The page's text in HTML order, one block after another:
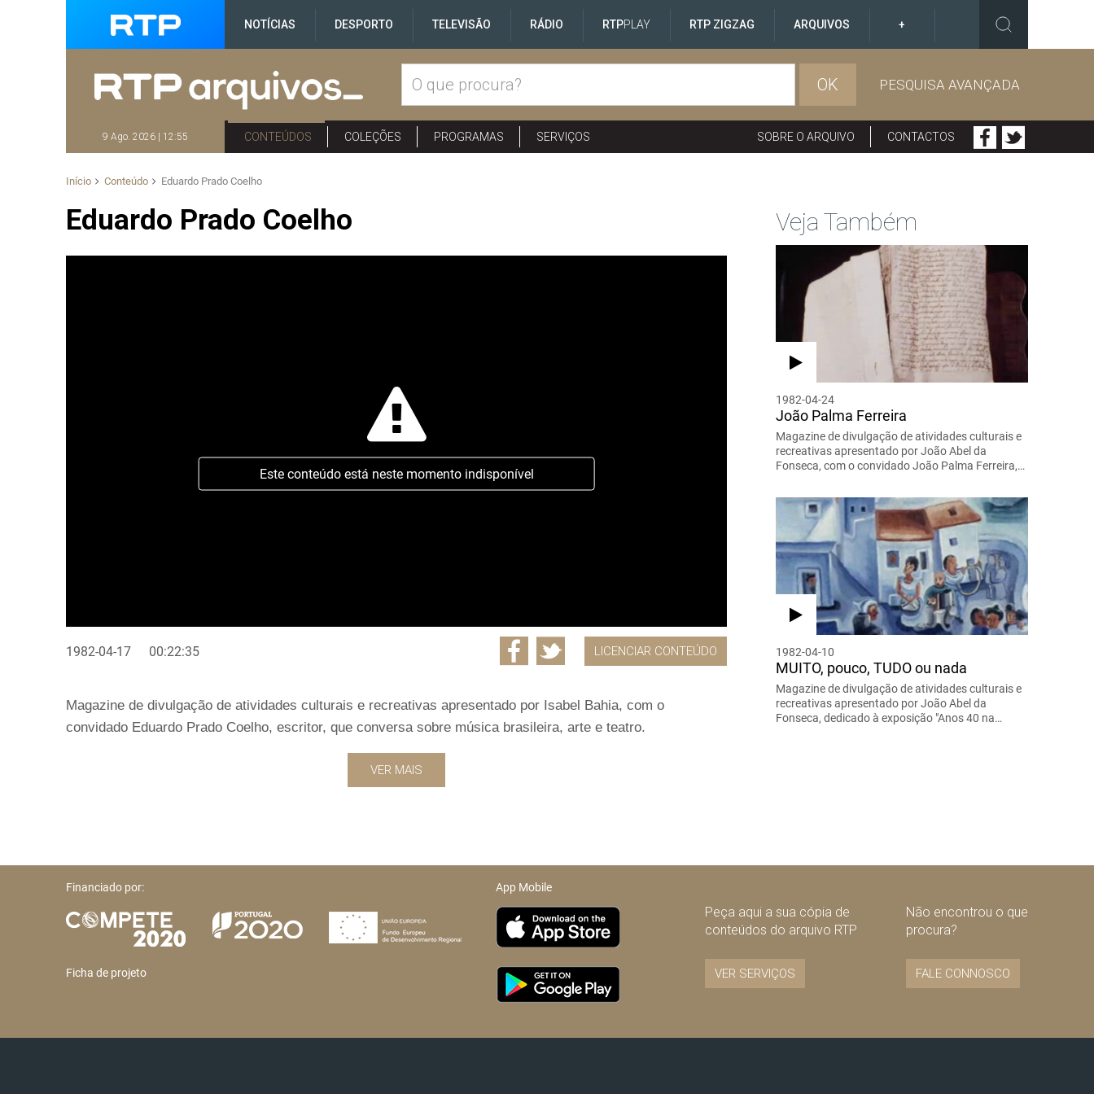
NOTÍCIAS DESPORTO TELEVISÃO RÁDIO RTPPLAY RTP ZIGZAG ARQUIVOS +
OK PESQUISA AVANÇADA
9 Ago. 2026 | 12:55 CONTEÚDOS COLEÇÕES PROGRAMAS SERVIÇOS SOBRE O ARQUIVO CONTACTOS
Início Conteúdo Eduardo Prado Coelho
Eduardo Prado Coelho
Este conteúdo está neste momento indisponível
1982-04-17 00:22:35 LICENCIAR CONTEÚDO
Magazine de divulgação de atividades culturais e recreativas apresentado por Isabel Bahia, com o
convidado Eduardo Prado Coelho, escritor, que conversa sobre música brasileira, arte e teatro.
VER MAIS
Veja Também
1982-04-24
João Palma Ferreira
Magazine de divulgação de atividades culturais e
recreativas apresentado por João Abel da
Fonseca, com o convidado João Palma Ferreira,…
1982-04-10
MUITO, pouco, TUDO ou nada
Magazine de divulgação de atividades culturais e
recreativas apresentado por João Abel da
Fonseca, dedicado à exposição "Anos 40 na…
Financiado por:
Ficha de projeto
App Mobile
Peça aqui a sua cópia de
conteúdos do arquivo RTP
VER SERVIÇOS
Não encontrou o que
procura?
FALE CONNOSCO